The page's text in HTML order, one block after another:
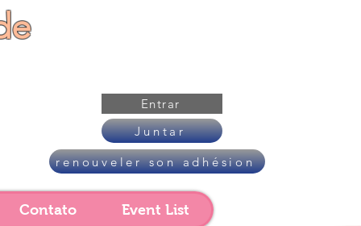
Entrar
Juntar
Contato Event List
renouveler son adhésion